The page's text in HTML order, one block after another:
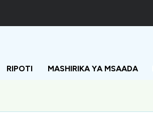
RIPOTI MASHIRIKA YA MSAADA